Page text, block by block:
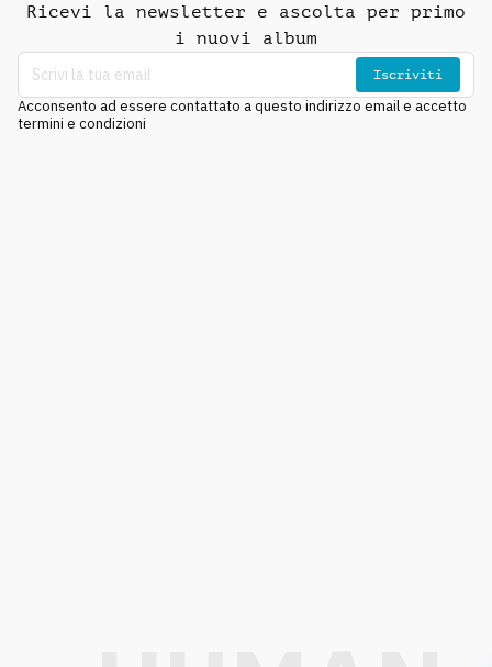
Ricevi la newsletter e ascolta per primo
i nuovi album
Iscriviti
Acconsento ad essere contattato a questo indirizzo email e accetto
termini e condizioni